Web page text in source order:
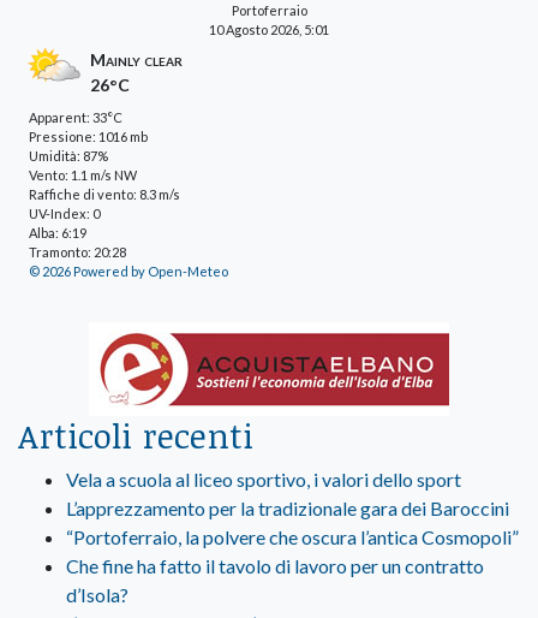
Portoferraio
10 Agosto 2026, 5:01
Mainly clear
26°C
Apparent: 33°C
Pressione: 1016 mb
Umidità: 87%
Vento: 1.1 m/s NW
Raffiche di vento: 8.3 m/s
UV-Index: 0
Alba: 6:19
Tramonto: 20:28
© 2026 Powered by Open-Meteo
Articoli recenti
Vela a scuola al liceo sportivo, i valori dello sport
L’apprezzamento per la tradizionale gara dei Baroccini
“Portoferraio, la polvere che oscura l’antica Cosmopoli”
Che fine ha fatto il tavolo di lavoro per un contratto
d’Isola?